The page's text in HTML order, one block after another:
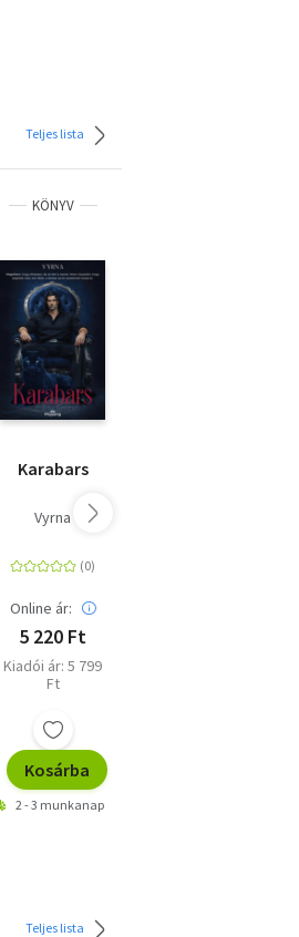
Teljes lista
KÖNYV
Karabars
Vyrna
Online ár:
5 220 Ft
Kiadói ár: 5 799
Ft
Kosárba
2 - 3 munkanap
Teljes lista